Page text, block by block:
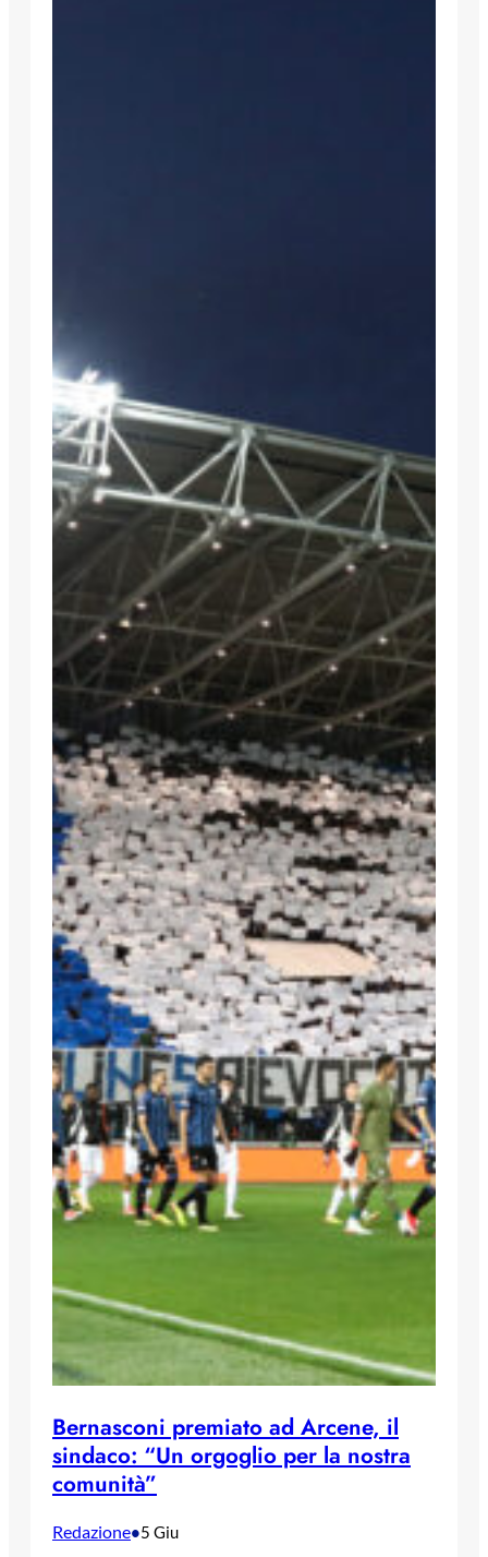
Bernasconi premiato ad Arcene, il
sindaco: “Un orgoglio per la nostra
comunità”
Redazione•5 Giu